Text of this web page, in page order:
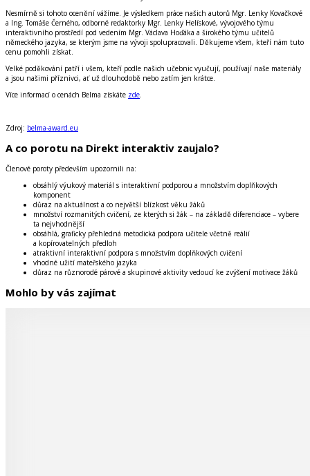
Nesmírně si tohoto ocenění vážíme. Je výsledkem práce našich autorů Mgr. Lenky Kovačkové
a Ing. Tomáše Černého, odborné redaktorky Mgr. Lenky Helískové, vývojového týmu
interaktivního prostředí pod vedením Mgr. Václava Hoďáka a širokého týmu učitelů
německého jazyka, se kterým jsme na vývoji spolupracovali. Děkujeme všem, kteří nám tuto
cenu pomohli získat.
Velké poděkování patří i všem, kteří podle našich učebnic vyučují, používají naše materiály
a jsou našimi příznivci, ať už dlouhodobě nebo zatím jen krátce.
Více informací o cenách Belma získáte zde.
Zdroj: belma-award.eu
A co porotu na Direkt interaktiv zaujalo?
Členové poroty především upozornili na:
obsáhlý výukový materiál s interaktivní podporou a množstvím doplňkových
komponent
důraz na aktuálnost a co největší blízkost věku žáků
množství rozmanitých cvičení, ze kterých si žák – na základě diferenciace – vybere
ta nejvhodnější
obsáhlá, graficky přehledná metodická podpora učitele včetně reálií
a kopírovatelných předloh
atraktivní interaktivní podpora s množstvím doplňkových cvičení
vhodné užití mateřského jazyka
důraz na různorodé párové a skupinové aktivity vedoucí ke zvýšení motivace žáků
Mohlo by vás zajímat